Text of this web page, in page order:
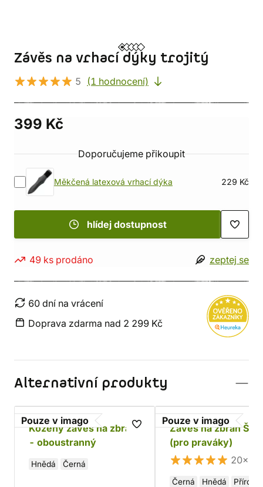
Závěs na vrhací dýky trojitý
5 (1 hodnocení)
399 Kč
Doporučujeme přikoupit
Měkčená latexová vrhací dýka 229 Kč
hlídej dostupnost
49 ks prodáno zeptej se
60 dní na vrácení
Doprava zdarma nad 2 299 Kč
Alternativní produkty
Pouze v imago
Kožený závěs na zbraň
- oboustranný
Hnědá Černá
Pouze v imago
Závěs na zbraň
(pro praváky)
20×
Černá Hnědá Přírodní